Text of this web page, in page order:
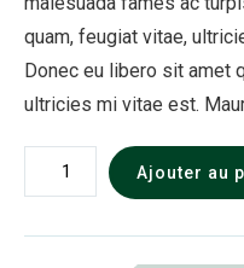
quam, feugiat vitae,
Donec eu libero sit amet
ultricies mi vitae est.
quantité
de
Ajouter au